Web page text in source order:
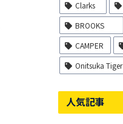
Clarks
BROOKS
CAMPER
Onitsuka Tiger
人気記事